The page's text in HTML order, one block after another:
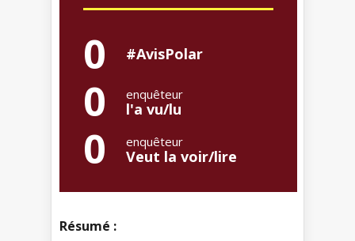
0 #AvisPolar
0 enquêteur
l'a vu/lu
0 enquêteur
Veut la voir/lire
Résumé :